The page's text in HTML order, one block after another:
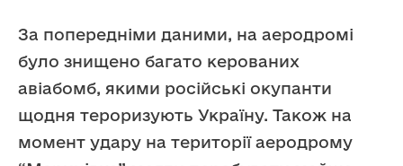
За попередніми даними, на аеродромі
було знищено багато керованих
авіабомб, якими російські окупанти
щодня тероризують Україну. Також на
момент удару на території аеродрому